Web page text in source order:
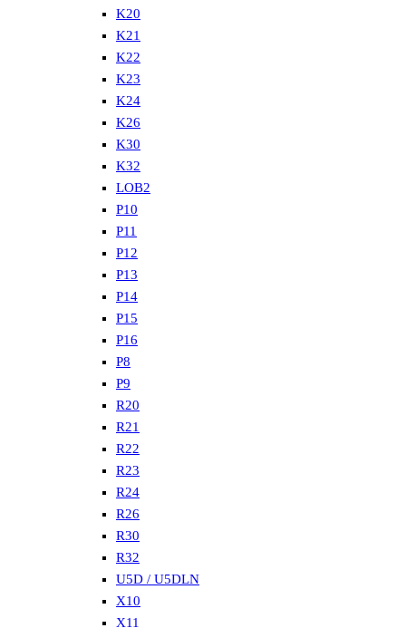
K20
K21
K22
K23
K24
K26
K30
K32
LOB2
P10
P11
P12
P13
P14
P15
P16
P8
P9
R20
R21
R22
R23
R24
R26
R30
R32
U5D / U5DLN
X10
X11